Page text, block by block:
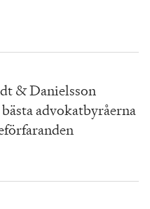
& Danielsson
advokatbyråerna